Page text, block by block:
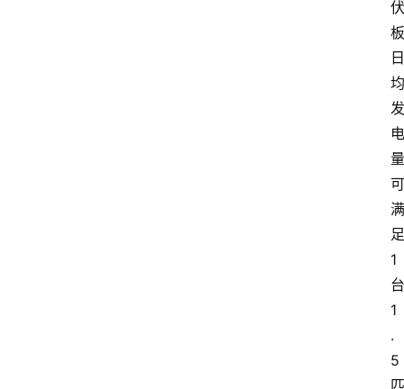
伏
板
日
均
发
电
量
可
满
足
1
台
1
.
5
匹